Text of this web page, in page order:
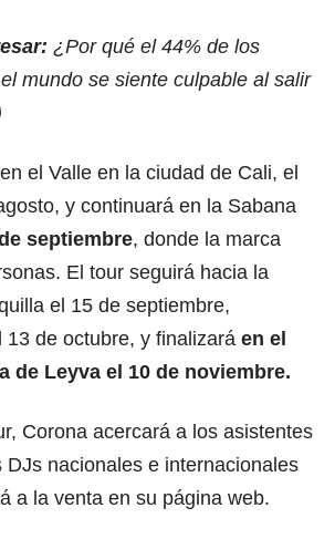
¿Por qué el 44% de los
mundo se siente culpable al salir
el Valle en la ciudad de Cali, el
y continuará en la Sabana
septiembre, donde la marca
El tour seguirá hacia la
el 15 de septiembre,
13 de octubre, y finalizará en el
de Leyva el 10 de noviembre.
Corona acercará a los asistentes
DJs nacionales e internacionales
a la venta en su página web.